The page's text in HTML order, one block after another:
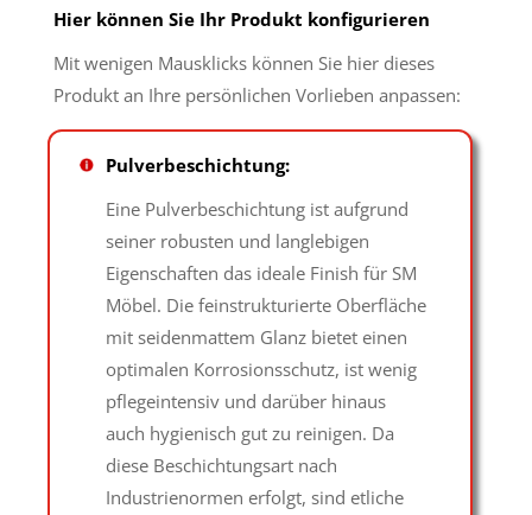
Hier können Sie Ihr Produkt konfigurieren
Mit wenigen Mausklicks können Sie hier dieses
Produkt an Ihre persönlichen Vorlieben anpassen:
Pulverbeschichtung:
Eine Pulverbeschichtung ist aufgrund
seiner robusten und langlebigen
Eigenschaften das ideale Finish für SM
Möbel. Die feinstrukturierte Oberfläche
mit seidenmattem Glanz bietet einen
optimalen Korrosionsschutz, ist wenig
pflegeintensiv und darüber hinaus
auch hygienisch gut zu reinigen. Da
diese Beschichtungsart nach
Industrienormen erfolgt, sind etliche